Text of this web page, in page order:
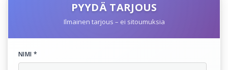
PYYDÄ TARJOUS
Ilmainen tarjous – ei sitoumuksia
NIMI *